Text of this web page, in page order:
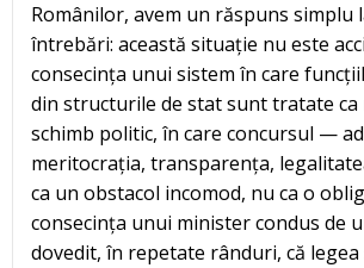
Românilor, avem un răspuns simplu
întrebări: această situație nu este
consecința unui sistem în care
din structurile de stat sunt tratate ca
schimb politic, în care concursul —
meritocrația, transparența,
ca un obstacol incomod, nu ca o
consecința unui minister condus de
dovedit, în repetate rânduri, că